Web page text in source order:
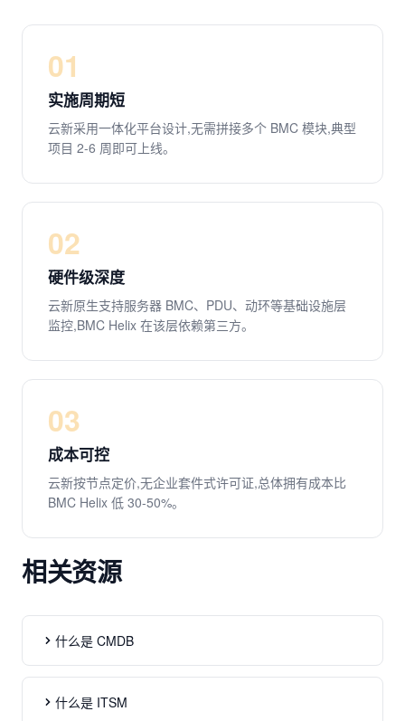
01
实施周期短
云新采用一体化平台设计,无需拼接多个 BMC 模块,典型
项目 2-6 周即可上线。
02
硬件级深度
云新原生支持服务器 BMC、PDU、动环等基础设施层
监控,BMC Helix 在该层依赖第三方。
03
成本可控
云新按节点定价,无企业套件式许可证,总体拥有成本比
BMC Helix 低 30-50%。
相关资源
什么是 CMDB
什么是 ITSM